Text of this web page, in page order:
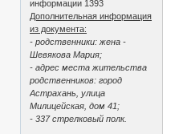
информации 1393
Дополнительная информация
из документа:
- родственники: жена -
Шевякова Мария;
- адрес места жительства
родственников: город
Астрахань, улица
Милицейская, дом 41;
- 337 стрелковый полк.